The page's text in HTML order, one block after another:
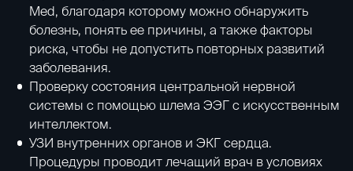
Med, благодаря которому можно обнаружить
болезнь, понять ее причины, а также факторы
риска, чтобы не допустить повторных развитий
заболевания.
Проверку состояния центральной нервной
системы с помощью шлемаЭЭГ с искусственным
интеллектом.
УЗИ внутренних органов иЭКГ сердца.
Процедуры проводит лечащий врач в условиях